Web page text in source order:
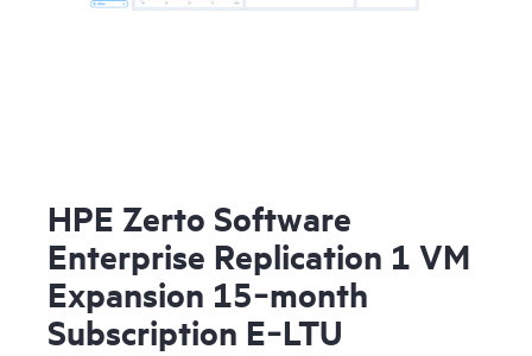
HPE Zerto Software
Enterprise Replication 1 VM
Expansion 15‑month
Subscription E‑LTU